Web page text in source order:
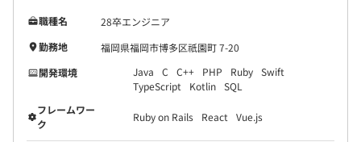
職種名
28卒エンジニア
勤務地
福岡県福岡市博多区祇園町 7-20
開発環境
Java C C++ PHP Ruby Swift
TypeScript
Kotlin SQL
フレームワー
ク
Ruby on Rails React Vue.js